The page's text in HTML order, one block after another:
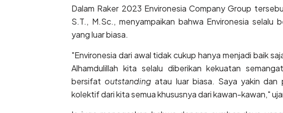
Dalam Raker 2023 Environesia Company Group
S.T., M.Sc., menyampaikan bahwa Environesia selalu
yang luar biasa.
"Environesia dari awal tidak cukup hanya menjadi baik
Alhamdulillah kita selalu diberikan kekuatan
bersifat outstanding atau luar biasa. Saya yakin
kolektif dari kita semua khususnya dari kawan-kawan,"